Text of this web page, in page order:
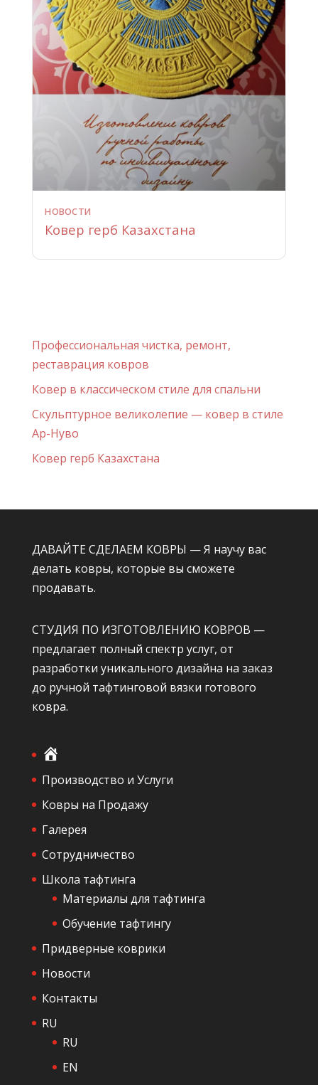
НОВОСТИ
Ковер герб Казахстана
Профессиональная чистка, ремонт,
реставрация ковров
Ковер в классическом стиле для спальни
Скульптурное великолепие — ковер в стиле
Ар-Нуво
Ковер герб Казахстана
ДАВАЙТЕ СДЕЛАЕМ КОВРЫ — Я научу вас
делать ковры, которые вы сможете
продавать.
СТУДИЯ ПО ИЗГОТОВЛЕНИЮ КОВРОВ —
предлагает полный спектр услуг, от
разработки уникального дизайна на заказ
до ручной тафтинговой вязки готового
ковра.
в
н
а
Производство и Услуги
Ковры на Продажу
Галерея
Сотрудничество
Школа тафтинга
Материалы для тафтинга
Обучение тафтингу
Придверные коврики
Новости
Контакты
RU
RU
EN